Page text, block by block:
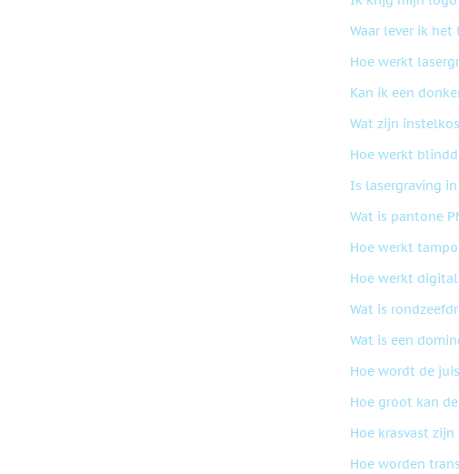
Waar lever ik het
Hoe werkt
Kan ik een
Wat zijn
Hoe werkt
Is lasergraving
Wat is pantone
Hoe werkt
Hoe werkt
Wat is
Wat is een
Hoe wordt de
Hoe groot kan
Hoe krasvast
Hoe worden